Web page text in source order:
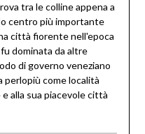
tra le colline appena a
centro più importante
città fiorente nell'epoca
dominata da altre
di governo veneziano
come località
alla sua piacevole città